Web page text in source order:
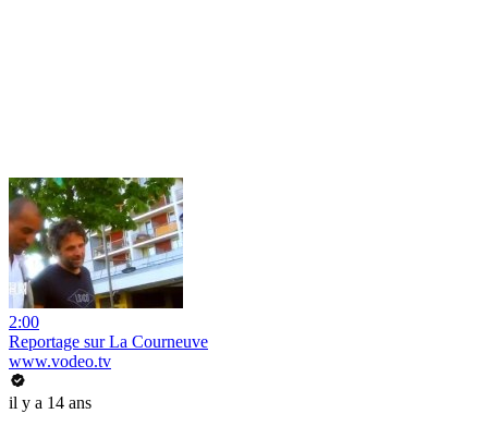
2:00
Reportage sur La Courneuve
www.vodeo.tv
il y a 14 ans